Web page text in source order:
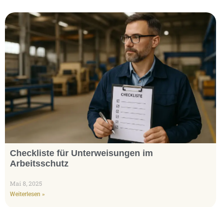
Checkliste für Unterweisungen im
Arbeitsschutz
Mai 8, 2025
Weiterlesen »